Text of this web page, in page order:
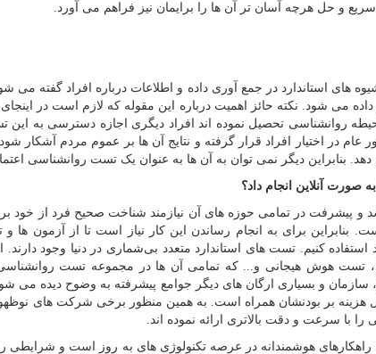
و حل هرچه آسان تر آن ها را برایمان نیز فراهم می آورد.
های استاندارد در جمع آوری داده و اطلاعات درباره افراد گفته
داده می شود. نکته حائز اهمیت درباره این مقوله که لازم است در
روانشناسی تحصیل نموده اند افراد دیگری اجازه دسترسی به این
عام در اختیار افراد قرار گرفته و نتایج آن ها بر عموم مردم آشکار
بنابراین دیگر نمی توان به آن ها به عنوان یک تست روانشناسی
آنلاین انجام داد؟
و پیشرفت در تمامی حوزه های آن نیازمند شناخت صحیح فرد از خود بر
بنابراین برای به انجام رساندن این کار نیاز است تا از آزمون
کنیم. تست های استاندارد متعدد بی‌شماری در دنیا وجود
هوش هیجانی و... که تمامی آن ها در مجموعه تست روانشناسی
سازمان و بسیاری ارگان های دیگر جوامع پیشرفته به وضوح دیده می
هزینه بر بودنشان همراه است. به همین منظور برخی شرکت های
را با سرعت و دقت بالاتری ارائه نموده اند.
هوشمندانه در عرصه تکنولوژی های به روز است و شرایطی را